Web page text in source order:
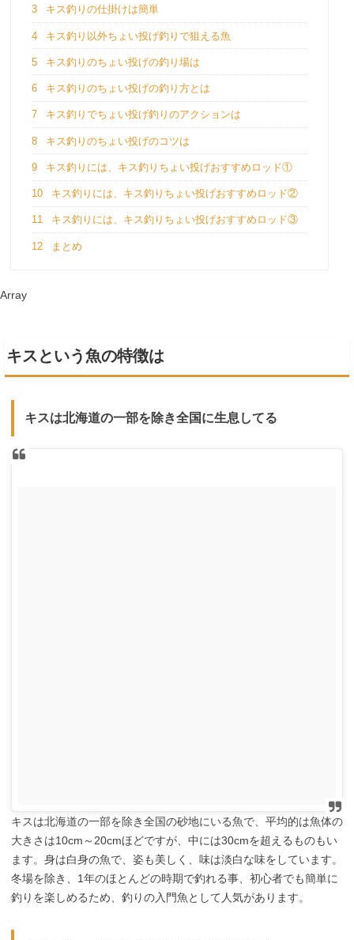
3 キス釣りの仕掛けは簡単
4 キス釣り以外ちょい投げ釣りで狙える魚
5 キス釣りのちょい投げの釣り場は
6 キス釣りのちょい投げの釣り方とは
7 キス釣りでちょい投げ釣りのアクションは
8 キス釣りのちょい投げのコツは
9 キス釣りには、キス釣りちょい投げおすすめロッド①
10 キス釣りには、キス釣りちょい投げおすすめロッド②
11 キス釣りには、キス釣りちょい投げおすすめロッド③
12 まとめ
Array
キスという魚の特徴は
キスは北海道の一部を除き全国に生息してる
キスは北海道の一部を除き全国の砂地にいる魚で、平均的は魚体の
大きさは10cm～20cmほどですが、中には30cmを超えるものもい
ます。身は白身の魚で、姿も美しく、味は淡白な味をしています。
冬場を除き、1年のほとんどの時期で釣れる事、初心者でも簡単に
釣りを楽しめるため、釣りの入門魚として人気があります。